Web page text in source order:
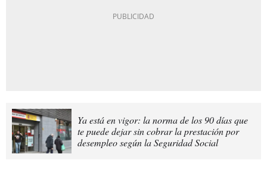
Ya está en vigor: la norma de los 90 días que
te puede dejar sin cobrar la prestación por
desempleo según la Seguridad Social